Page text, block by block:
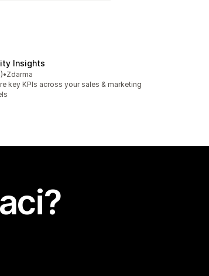
Insights
počet recenzí: 4
•Zdarma
key KPIs across your sales & marketing